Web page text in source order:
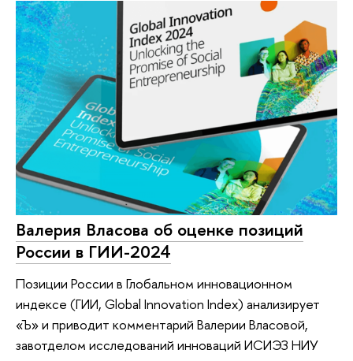
Валерия Власова об оценке позиций
России в ГИИ-2024
Позиции России в Глобальном инновационном
индексе (ГИИ, Global Innovation Index) анализирует
«Ъ» и приводит комментарий Валерии Власовой,
завотделом исследований инноваций ИСИЭЗ НИУ